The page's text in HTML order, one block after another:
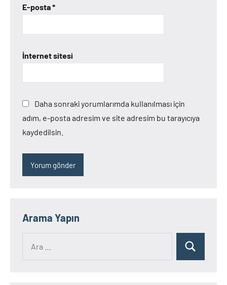
E-posta*
İnternet sitesi
Daha sonraki yorumlarımda kullanılması için
adım, e-posta adresim ve site adresim bu tarayıcıya
kaydedilsin.
Arama Yapın
Ara